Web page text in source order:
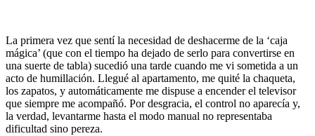
La primera vez que sentí la necesidad de deshacerme de la ‘caja
mágica’ (que con el tiempo ha dejado de serlo para convertirse en
una suerte de tabla) sucedió una tarde cuando me vi sometida a un
acto de humillación. Llegué al apartamento, me quité la chaqueta,
los zapatos, y automáticamente me dispuse a encender el televisor
que siempre me acompañó. Por desgracia, el control no aparecía y,
la verdad, levantarme hasta el modo manual no representaba
dificultad sino pereza.